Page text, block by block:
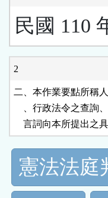
民國 110
2
二、本作業要點所稱
、行政法令之查
言詞向本所提出之
憲法法庭